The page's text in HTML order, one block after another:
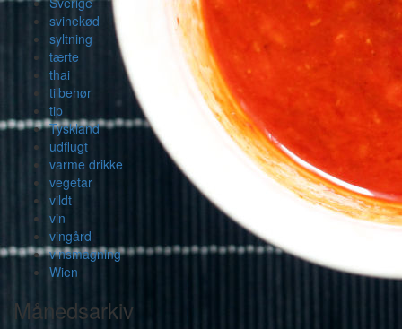
svinekød
syltning
tærte
thai
tilbehør
tip
Tyskland
udflugt
varme drikke
vegetar
vildt
vin
vingård
vinsmagning
Wien
Månedsarkiv